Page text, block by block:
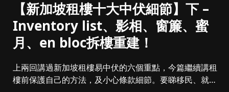
【新加坡租樓十大中伏細節】下 –
Inventory list、影相、窗簾、蜜
月、en bloc拆樓重建！
上兩回講過新加坡租樓易中伏的六個重點，今篇繼續講租
樓前保護自己的方法，及小心條款細節。要睇移民、就業